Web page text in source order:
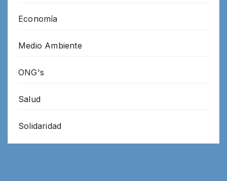
Economía
Medio Ambiente
ONG's
Salud
Solidaridad